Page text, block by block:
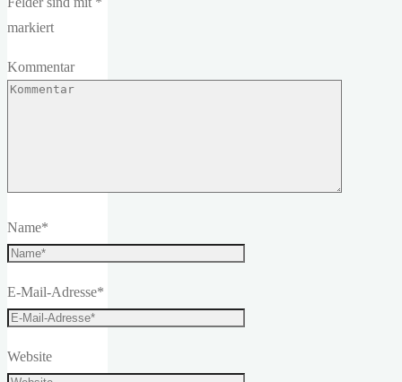
markiert
Kommentar
Name*
E-Mail-Adresse*
Website